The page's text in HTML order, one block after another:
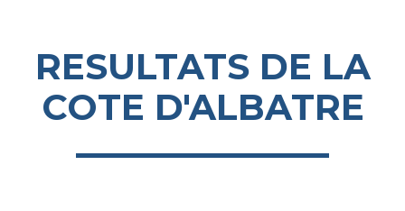
RESULTATS DE LA
COTE D'ALBATRE